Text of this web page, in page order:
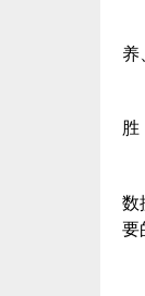
养
胜
数
要